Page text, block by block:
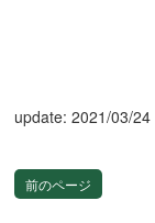
update: 2021/03/24
前のページ